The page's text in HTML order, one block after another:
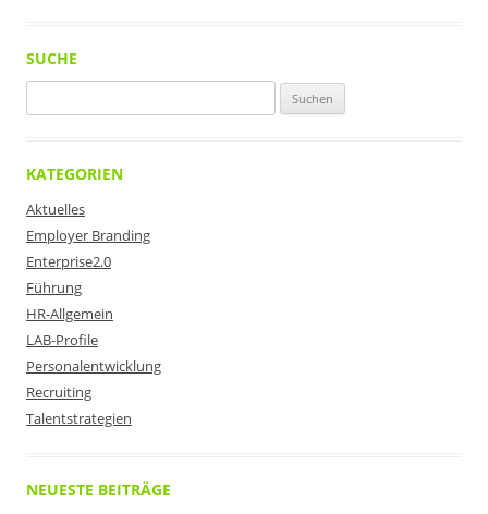
SUCHE
nach:
KATEGORIEN
Aktuelles
Employer Branding
Enterprise2.0
Führung
HR-Allgemein
LAB-Profile
Personalentwicklung
Recruiting
Talentstrategien
NEUESTE BEITRÄGE